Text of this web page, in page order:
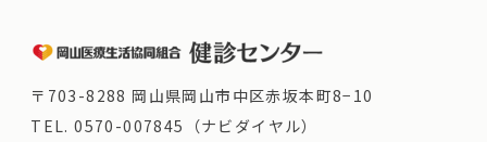
〒703-8288 岡山県岡山市中区赤坂本町8−10
TEL.0570-007845（ナビダイヤル）